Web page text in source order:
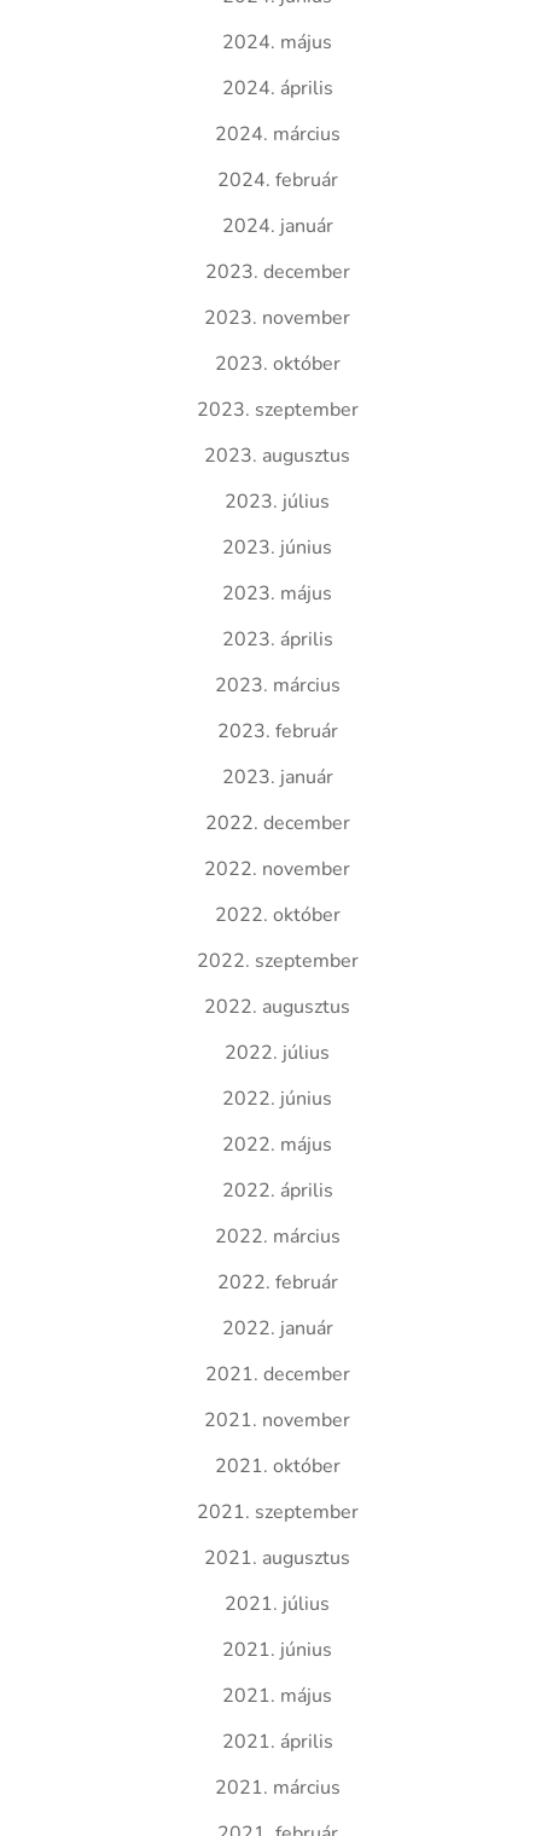
2024. május
2024. április
2024. március
2024. február
2024. január
2023. december
2023. november
2023. október
2023. szeptember
2023. augusztus
2023. július
2023. június
2023. május
2023. április
2023. március
2023. február
2023. január
2022. december
2022. november
2022. október
2022. szeptember
2022. augusztus
2022. július
2022. június
2022. május
2022. április
2022. március
2022. február
2022. január
2021. december
2021. november
2021. október
2021. szeptember
2021. augusztus
2021. július
2021. június
2021. május
2021. április
2021. március